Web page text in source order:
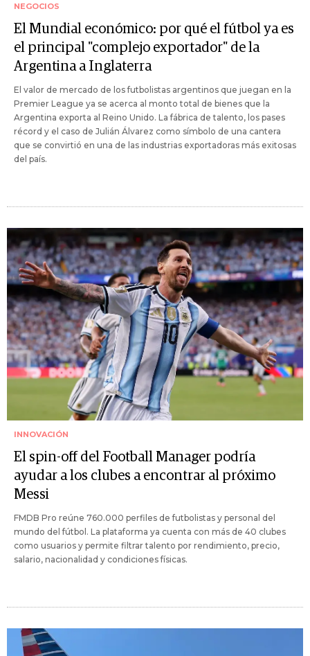
NEGOCIOS
El Mundial económico: por qué el fútbol ya es
el principal "complejo exportador" de la
Argentina a Inglaterra
El valor de mercado de los futbolistas argentinos que juegan en la
Premier League ya se acerca al monto total de bienes que la
Argentina exporta al Reino Unido. La fábrica de talento, los pases
récord y el caso de Julián Álvarez como símbolo de una cantera
que se convirtió en una de las industrias exportadoras más exitosas
del país.
INNOVACIÓN
El spin-off del Football Manager podría
ayudar a los clubes a encontrar al próximo
Messi
FMDB Pro reúne 760.000 perfiles de futbolistas y personal del
mundo del fútbol. La plataforma ya cuenta con más de 40 clubes
como usuarios y permite filtrar talento por rendimiento, precio,
salario, nacionalidad y condiciones físicas.